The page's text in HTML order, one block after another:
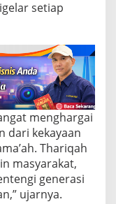
setiap
menghargai
dari kekayaan
Thariqah
masyarakat,
generasi
ujarnya.